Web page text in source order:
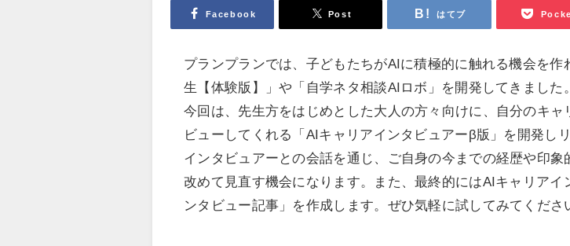
Facebook Post はてブ
プランプランでは、子どもたちがAIに積極的に触れる機会を作
生【体験版】」や「自学ネタ相談AIロボ」を開発してきました。
今回は、先生方をはじめとした大人の方々向けに、自分のキャ
ビューしてくれる「AIキャリアインタビュアーβ版」を開発し
インタビュアーとの会話を通じ、ご自身の今までの経歴や印象
改めて見直す機会になります。また、最終的にはAIキャリアイ
ンタビュー記事」を作成します。ぜひ気軽に試してみてくださ